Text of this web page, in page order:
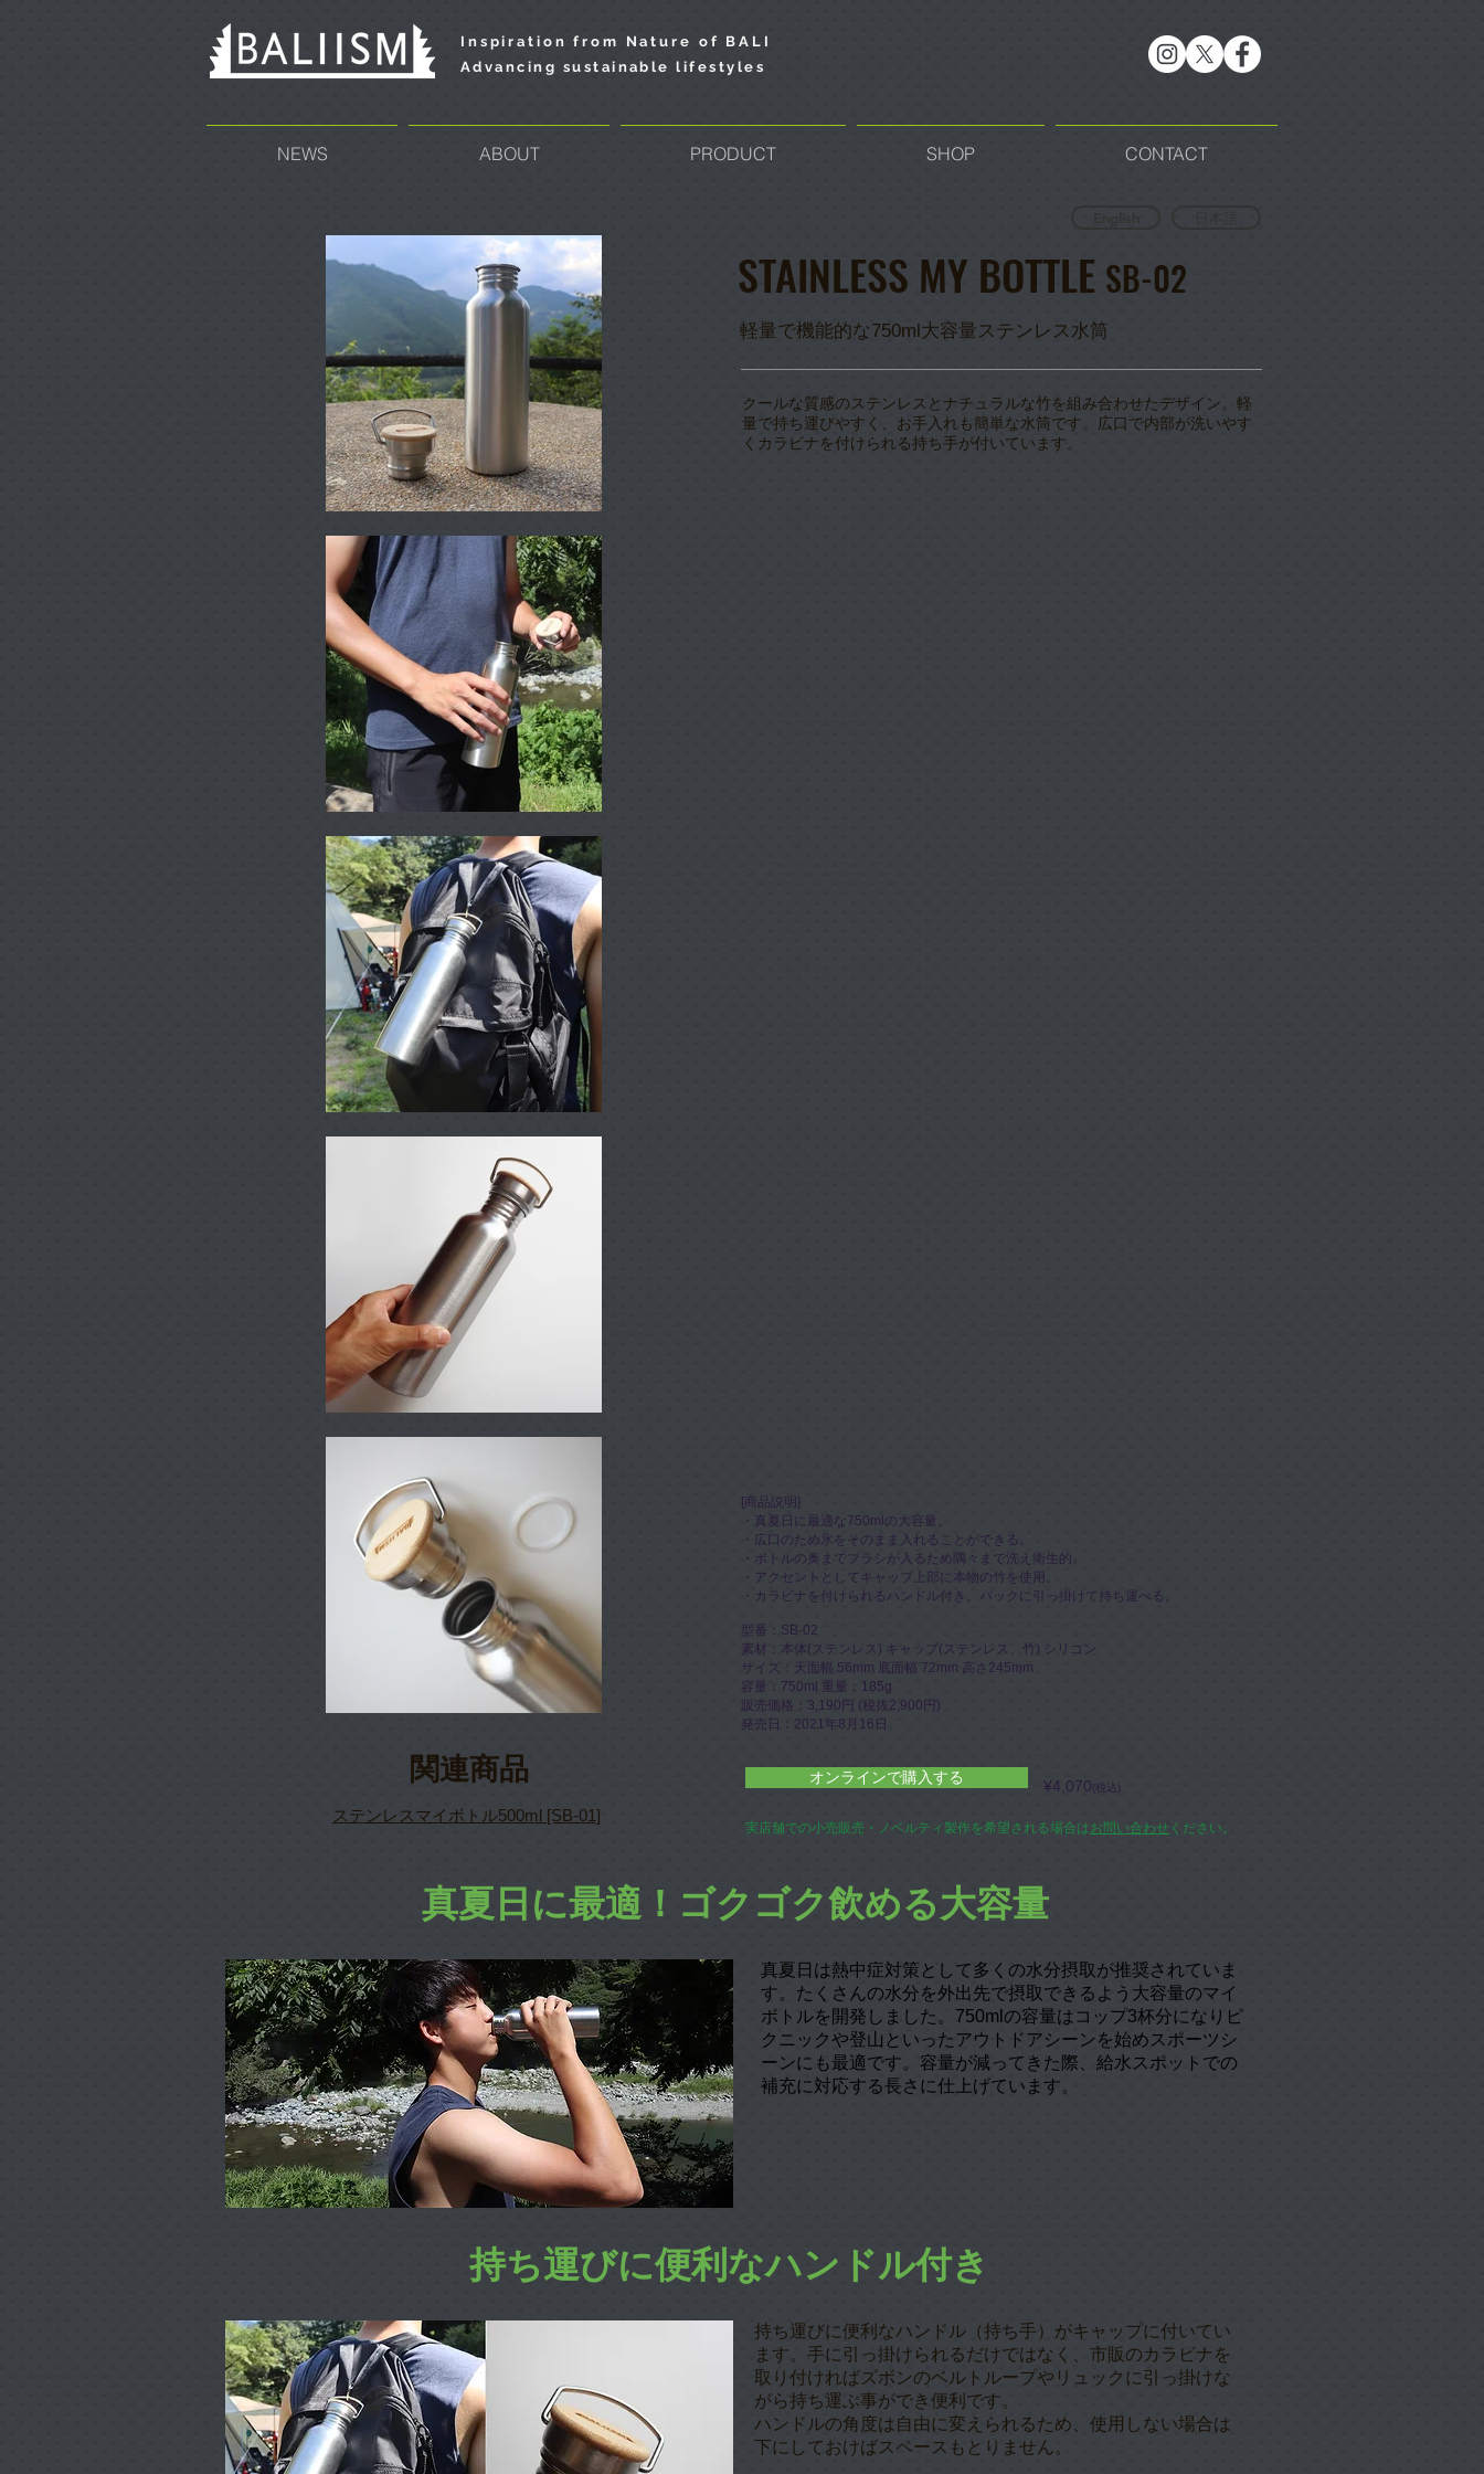
Inspiration from Nature of BALI
Advancing sustainable lifestyles
NEWS ABOUT PRODUCT SHOP CONTACT
関連商品
ステンレスマイボトル500ml [SB-01]
STAINLESS MY BOTTLE SB-02
軽量で機能的な750ml大容量ステンレス水筒
クールな質感のステンレスとナチュラルな竹を組み合わせたデザイン。軽
量で持ち運びやすく、お手入れも簡単な水筒です。広口で内部が洗いやす
くカラビナを付けられる持ち手が付いています。
​[商品説明]
・真夏日に最適な750mlの大容量。
・広口のため氷をそのまま入れることができる。
・ボトルの奥までブラシが入るため隅々まで洗え衛生的。
・アクセントとしてキャップ上部に本物の竹を使用。
・カラビナを付けられるハンドル付き。バックに引っ掛けて持ち運べる。
型番：SB-02
素材：本体(ステンレス) キャップ(ステンレス、竹) シリコン
サイズ：天面幅 56mm 底面幅 72mm 高さ245mm
​容量：750ml 重量：185g
販売価格：3,190円 (税抜2,900円)
発売日：2021年8月16日
オンラインで購入する ¥4,070(税込)
実店舗での小売販売・ノベルティ製作を希望される場合はお問い合わせ ください。
真夏日に最適！ゴクゴク飲める大容量
真夏日は熱中症対策として多くの水分摂取が推奨されていま
す。たくさんの水分を外出先で摂取できるよう大容量のマイ
ボトルを開発しました。750mlの容量はコップ3杯分になりピ
クニックや登山といったアウトドアシーンを始めスポーツシ
ーンにも最適です。容量が減ってきた際、給水スポットでの
補充に対応する長さに仕上げています。
持ち運びに便利なハンドル付き
持ち運びに便利なハンドル （持ち手）がキャップに付いてい
ます。手に引っ掛けられるだけではなく、市販のカラビナを
取り付ければズボンのベルトループやリュックに引っ掛けな
がら持ち運ぶ事ができ便利です。
ハンドルの角度は自由に変えられるため、使用しない場合は
下にしておけばスペースもとりません。